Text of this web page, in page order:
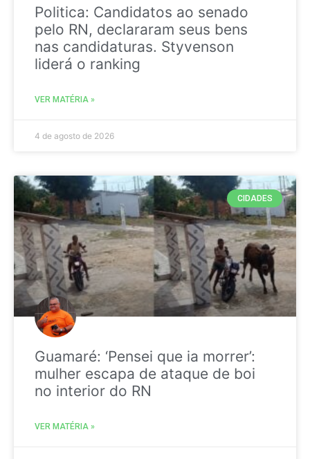
Politica: Candidatos ao senado
pelo RN, declararam seus bens
nas candidaturas. Styvenson
liderá o ranking
VER MATÉRIA »
4 de agosto de 2026
CIDADES
Guamaré: ‘Pensei que ia morrer’:
mulher escapa de ataque de boi
no interior do RN
VER MATÉRIA »